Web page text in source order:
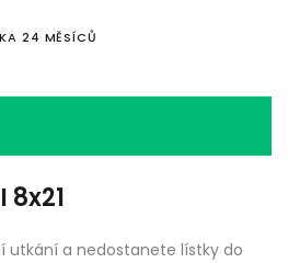
24 MĚSÍCŮ
utkání a nedostanete lístky do